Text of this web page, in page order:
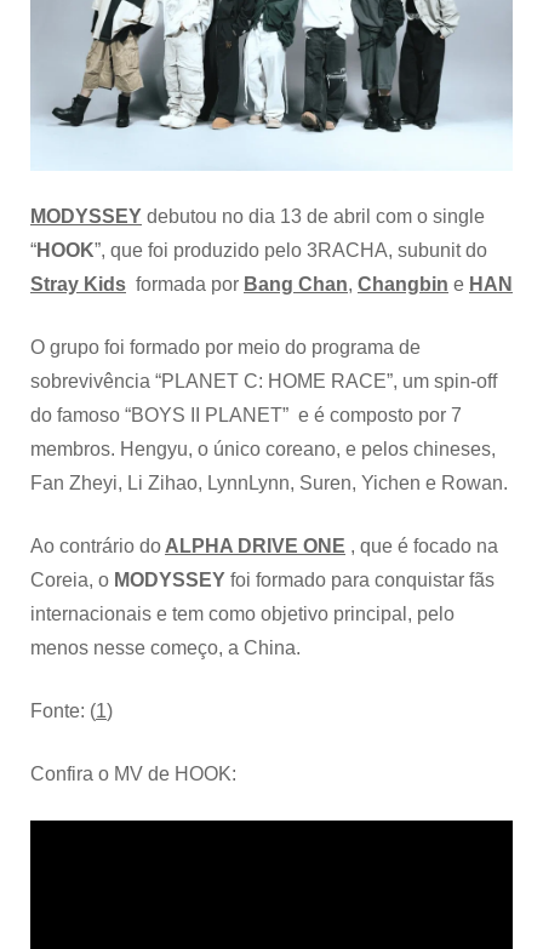
3RACHA
MODYSSEY debutou no dia 13 de abril com o single
“HOOK”, que foi produzido pelo 3RACHA, subunit do
Stray Kids formada por Bang Chan, Changbin e HAN
O grupo foi formado por meio do programa de
sobrevivência “PLANET C: HOME RACE”, um spin-off
do famoso “BOYS II PLANET” e é composto por 7
membros. Hengyu, o único coreano, e pelos chineses,
Fan Zheyi, Li Zihao, LynnLynn, Suren, Yichen e Rowan.
Ao contrário do ALPHA DRIVE ONE , que é focado na
Coreia, o MODYSSEY foi formado para conquistar fãs
internacionais e tem como objetivo principal, pelo
menos nesse começo, a China.
Fonte: (1)
Confira o MV de HOOK: